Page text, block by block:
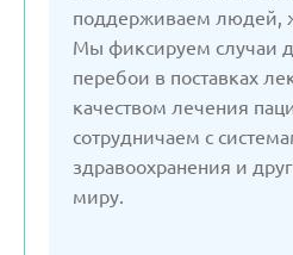
поддерживаем людей,
Мы фиксируем случаи
перебои в поставках
качеством лечения
сотрудничаем с
здравоохранения и
миру.
Польша
Россия
Сербия